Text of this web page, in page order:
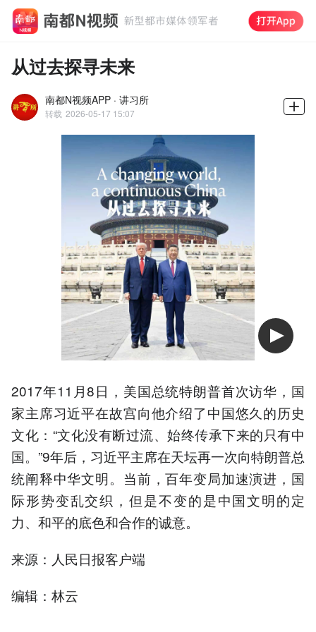
从过去探寻未来
南都N视频APP · 讲习所
转载 2026-05-17 15:07
2017年11月8日，美国总统特朗普首次访华，国
家主席习近平在故宫向他介绍了中国悠久的历史
文化：“文化没有断过流、始终传承下来的只有中
国。”9年后，习近平主席在天坛再一次向特朗普总
统阐释中华文明。当前，百年变局加速演进，国
际形势变乱交织，但是不变的是中国文明的定
力、和平的底色和合作的诚意。
来源：人民日报客户端
编辑：林云